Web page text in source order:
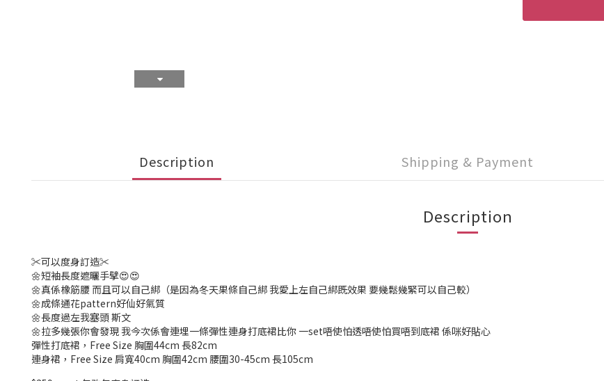
Description Shipping & Payment
Description
✂️可以度身訂造✂️
🌼短袖長度遮曬手擘😍😍
🌼真係橡筋腰 而且可以自己綁（是因為冬天果條自己綁 我愛上左自己綁既效果 要幾鬆幾緊可以自己較）
🌼成條通花pattern好仙好氣質
🌼長度過左我塞頭 斯文
🌼拉多幾張你會發現 我今次係會連埋一條彈性連身打底裙比你 一set唔使怕透唔使怕買唔到底裙 係咪好貼心
彈性打底裙，Free Size 胸圍44cm 長82cm
連身裙，Free Size 肩寬40cm 胸圍42cm 腰圍30-45cm 長105cm